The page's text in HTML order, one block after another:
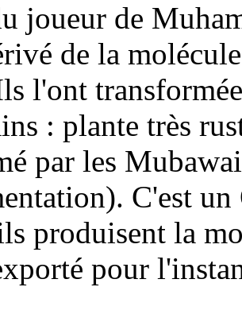
joueur de
de la
l'ont
: plante très
par les
C'est
produisent la
pour